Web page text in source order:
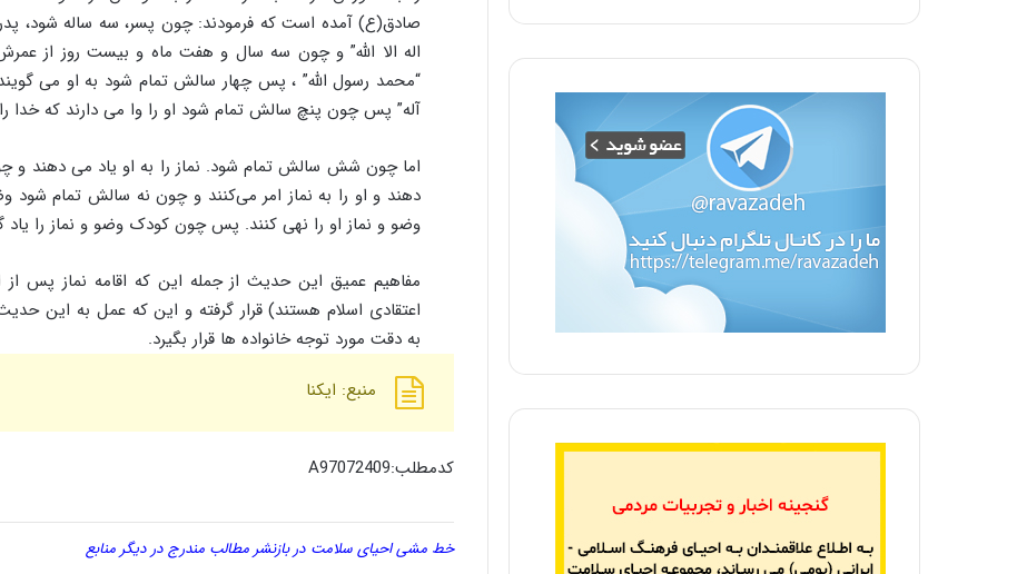
صادق(ع) آمده است که فرمودند: چون پسر، سه ساله شود،
اله الا الله” و چون سه سال و هفت ماه و بیست روز از
“محمد رسول الله” ، پس چهار سالش تمام شود به او می
آله” پس چون پنچ سالش تمام شود او را وا می دارند که خدا
اما چون شش سالش تمام شود. نماز را به او یاد می دهند
دهند و او را به نماز امر می‌کنند و چون نه سالش تمام شود
وضو و نماز او را نهی کنند. پس چون کودک وضو و نماز را یاد
مفاهیم عمیق این حدیث از جمله این که اقامه نماز پس
اعتقادی اسلام هستند) قرار گرفته و این که عمل به این
به دقت مورد توجه خانواده ها قرار بگیرد.
منبع: ایکنا
کدمطلب:A97072409
خط مشی احیای سلامت در بازنشر مطالب مندرج در دیگر منابع